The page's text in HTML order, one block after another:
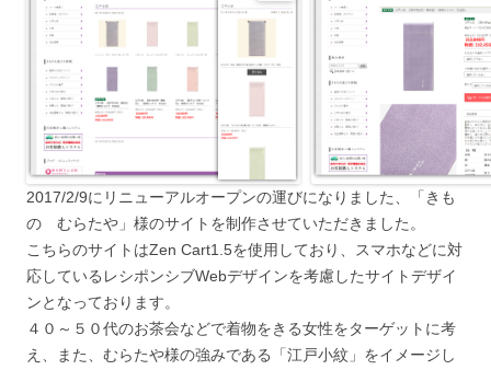
2017/2/9にリニューアルオープンの運びになりました、「きも
の むらたや」様のサイトを制作させていただきました。
こちらのサイトはZen Cart1.5を使用しており、スマホなどに対
応しているレシポンシブWebデザインを考慮したサイトデザイ
ンとなっております。
４０～５０代のお茶会などで着物をきる女性をターゲットに考
え、また、むらたや様の強みである「江戸小紋」をイメージし